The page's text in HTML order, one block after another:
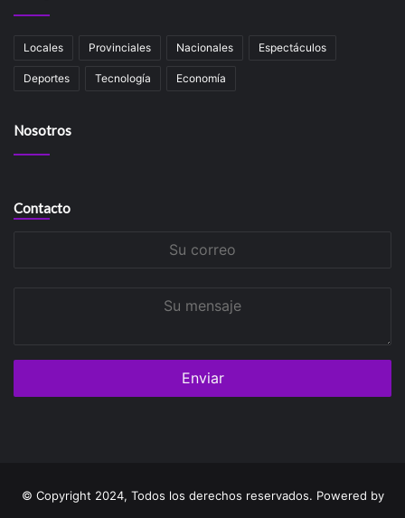
Locales Provinciales Nacionales Espectáculos
Deportes Tecnología Economía
Nosotros
Contacto
© Copyright 2024, Todos los derechos reservados. Powered by